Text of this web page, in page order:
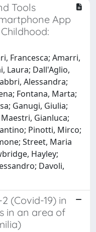
Tools
App
Francesca; Amarri,
Laura; Dall'Aglio,
Alessandra;
Fontana, Marta;
Ganugi, Giulia;
Gianluca;
Pinotti, Mirco;
Street, Maria
Hayley;
Davoli,
(Covid-19) in
in an area of